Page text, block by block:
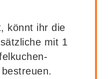
könnt ihr die
mit 1